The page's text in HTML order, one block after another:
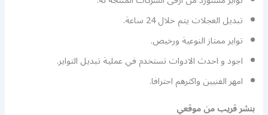
تبديل العجلات يتم خلال 24 ساعة.
تواير ممتاز النوعية ورخيص.
اجود و احدث الادوات تستخدم في عملية تبديل التواير.
امهر الفنيين واكثرهم احترافا.
بنشر قريب من موقعي